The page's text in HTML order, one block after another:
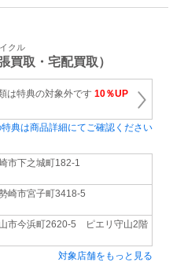
クル
買取・宅配買取）
は特典の対象外です 10％UP
典は商品詳細にてご確認ください
市下之城町182-1
崎市宮子町3418-5
市今浜町2620-5 ピエリ守山2階
対象店舗をもっと見る